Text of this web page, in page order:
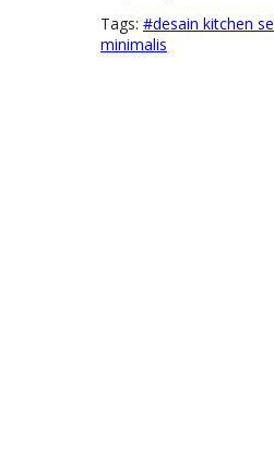
Tags: #desain kitchen
minimalis